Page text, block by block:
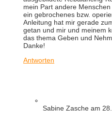
mein Part andere
ein gebrochenes bzw.
Anleitung hat mir gerade
getan und mir und meinem
das thema Geben und
Danke!
Antworten
Sabine Zasche am